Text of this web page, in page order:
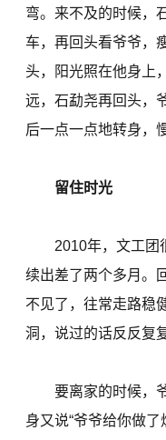
弯。来不及的时候，
车，再回头看爷爷，
头，阳光照在他身上
远，石勐尧再回头，
后一点一点地转身，
留住时光
2010年，文工团很
续出差了两个多月。
不见了，往常走路稳
洞，说过的话反反复
要离家的时候，爷
身又说“爷爷给你做